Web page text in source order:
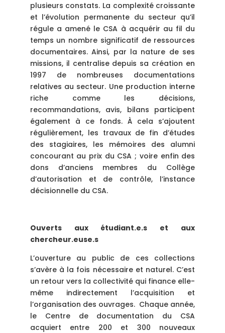
plusieurs constats. La complexité croissante
et l’évolution permanente du secteur qu’il
régule a amené le CSA à acquérir au fil du
temps un nombre significatif de ressources
documentaires. Ainsi, par la nature de ses
missions, il centralise depuis sa création en
1997 de nombreuses documentations
relatives au secteur. Une production interne
riche comme les décisions,
recommandations, avis, bilans participent
également à ce fonds. À cela s’ajoutent
régulièrement, les travaux de fin d’études
des stagiaires, les mémoires des alumni
concourant au prix du CSA ; voire enfin des
dons d’anciens membres du Collège
d’autorisation et de contrôle, l’instance
décisionnelle du CSA.
Ouverts aux étudiant.e.s et aux
chercheur.euse.s
L’ouverture au public de ces collections
s’avère à la fois nécessaire et naturel. C’est
un retour vers la collectivité qui finance elle-
même indirectement l’acquisition et
l’organisation des ouvrages. Chaque année,
le Centre de documentation du CSA
acquiert entre 200 et 300 nouveaux